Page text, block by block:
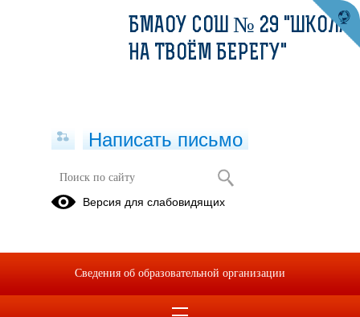
БМАОУ СОШ № 29 "ШКОЛА
НА ТВОЁМ БЕРЕГУ"
Написать письмо
Версия для слабовидящих
Сведения об образовательной организации